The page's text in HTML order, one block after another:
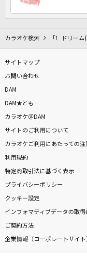
カラオケ検索 「1 ドリーム
サイトマップ
お問い合わせ
DAM
DAM★とも
カラオケ＠DAM
サイトのご利用について
カラオケご利用にあたっての注
利用規約
特定商取引法に基づく表示
プライバシーポリシー
クッキー設定
インフォマティブデータの取得
ご契約方法
企業情報（コーポレートサイト